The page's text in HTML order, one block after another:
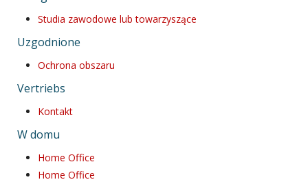
Studia zawodowe lub towarzyszące
Uzgodnione
Ochrona obszaru
Vertriebs
Kontakt
W domu
Home Office
Home Office